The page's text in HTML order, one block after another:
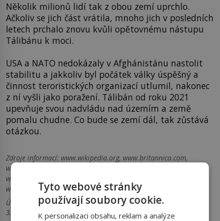
Několik milionů lidí tak z obou zemí uprchlo.
Ačkoliv se jich část vrátila, mnoho jich v posledních
letech prchalo znovu kvůli opětovnému nástupu
Tálibánu k moci.
USA a NATO nedokázaly v Afghánistánu nastolit
stabilitu a jakkoliv byl počátek války úspěšný a
činnost teroristických organizací utlumil, nakonec
z ní vyšli jako poražení. Tálibán od roku 2021
upevňuje svou nadvládu nad územím a země
pomalu chudne. Co bude se zemí dál, tak zůstává
otázkou.
Zdroje informací: www.wikipedia.org, www.britannica.com,
www.nationalgeographic.com, www.history.com, www.cnn.com,
www.bbc.com, www.nytimes.com, www.cbsnews.com,
www.msnbc.com, www.whitehouse.gov, www.fbi.gov, www.nps.gov
Úvodní foto: Shutterstok, FOTO 2: wikipedia, Hamid Mir, CC BY-SA
3.0, FOTO 3: wikipedia, Lyle Owerko, veřejné dílo
Tyto webové stránky
používají soubory cookie.
K personalizaci obsahu, reklam a analýze